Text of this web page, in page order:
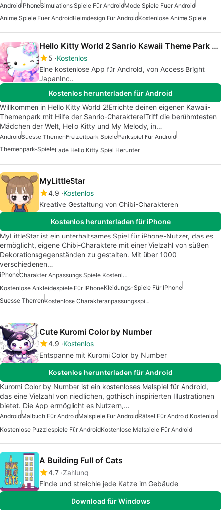
AndroidiPhoneSimulations Spiele Für AndroidMode Spiele Fuer Android
Anime Spiele Fuer AndroidHeimdesign Für AndroidKostenlose Anime Spiele
Hello Kitty World 2 Sanrio Kawaii Theme Park Game
5 Kostenlos
Eine kostenlose App für Android, von Access Bright
JapanInc..
Kostenlos herunterladen für Android
Willkommen in Hello Kitty World 2!Errichte deinen eigenen Kawaii-
Themenpark mit Hilfe der Sanrio-Charaktere!Triff die berühmtesten
Mädchen der Welt, Hello Kitty und My Melody, in…
AndroidSuesse ThemenFreizeitpark SpieleParkspiel Für Android
Themenpark-SpieleLade Hello Kitty Spiel Herunter
MyLittleStar
4.9 Kostenlos
Kreative Gestaltung von Chibi-Charakteren
Kostenlos herunterladen für iPhone
MyLittleStar ist ein unterhaltsames Spiel für iPhone-Nutzer, das es
ermöglicht, eigene Chibi-Charaktere mit einer Vielzahl von süßen
Dekorationsgegenständen zu gestalten. Mit über 1000
verschiedenen…
iPhone
Charakter Anpassungs Spiele Kostenlos
Kostenlose Ankleidespiele Für IPhoneKleidungs-Spiele Für IPhone
Suesse Themen
Kostenlose Charakteranpassungsspiele Für IPhone
Cute Kuromi Color by Number
4.9 Kostenlos
Entspanne mit Kuromi Color by Number
Kostenlos herunterladen für Android
Kuromi Color by Number ist ein kostenloses Malspiel für Android,
das eine Vielzahl von niedlichen, gothisch inspirierten Illustrationen
bietet. Die App ermöglicht es Nutzern,…
AndroidMalbuch Für AndroidMalspiele Für AndroidRätsel Für Android Kostenlos
Kostenlose Puzzlespiele Für AndroidKostenlose Malspiele Für Android
A Building Full of Cats
4.7 Zahlung
Finde und streichle jede Katze im Gebäude
Download für Windows